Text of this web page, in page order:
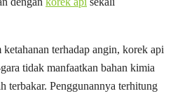
terhadap angin, korek api
tidak manfaatkan bahan kimia
terbakar. Penggunannya terhitung